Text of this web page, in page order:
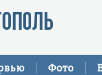
Фото